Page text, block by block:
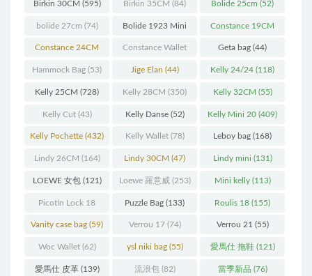
Birkin 30CM (595) Birkin 35CM (84) Bolide 25cm (52)
bolide 27cm (74) Bolide 1923 Mini
(93)
Constance 19CM
(571)
Constance 24CM
(216)
Constance Wallet
(60)
Geta bag (44)
Hammock Bag (53) Jige Elan (44) Kelly 24/24 (118)
Kelly 25CM (728) Kelly 28CM (350) Kelly 32CM (55)
Kelly Cut(43) Kelly Danse(52) Kelly Mini 20 (409)
Kelly Pochette (432) Kelly Wallet(78) Leboy bag (168)
Lindy 26CM (164) Lindy 30CM (47) Lindy mini (131)
LOEWE 女包(121) Loewe 羅意威(253) Mini kelly(113)
Picotin Lock 18
(202)
Puzzle Bag (133) Roulis 18 (155)
Vanity case bag (59) Verrou 17(74) Verrou 21 (55)
Woc Wallet(62) ysl niki bag(55) 愛馬仕 拖鞋(121)
愛馬仕 皮革(139) 流浪包(82) 當季新品 (76)